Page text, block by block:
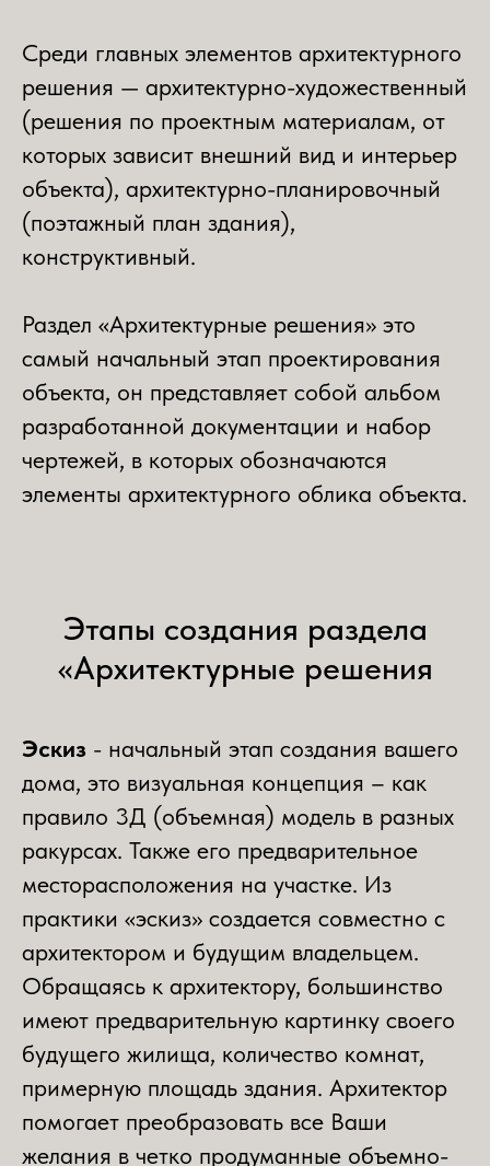
Среди главных элементов архитектурного
решения — архитектурно-художественный
(решения по проектным материалам, от
которых зависит внешний вид и интерьер
объекта), архитектурно-планировочный
(поэтажный план здания),
конструктивный.
Раздел «Архитектурные решения» это
самый начальный этап проектирования
объекта, он представляет собой альбом
разработанной документации и набор
чертежей, в которых обозначаются
элементы архитектурного облика объекта.
Этапы создания раздела
«Архитектурные решения
Эскиз - начальный этап создания вашего
дома, это визуальная концепция – как
правило 3Д (объемная) модель в разных
ракурсах. Также его предварительное
месторасположения на участке. Из
практики «эскиз» создается совместно с
архитектором и будущим владельцем.
Обращаясь к архитектору, большинство
имеют предварительную картинку своего
будущего жилища, количество комнат,
примерную площадь здания. Архитектор
помогает преобразовать все Ваши
желания в четко продуманные объемно-